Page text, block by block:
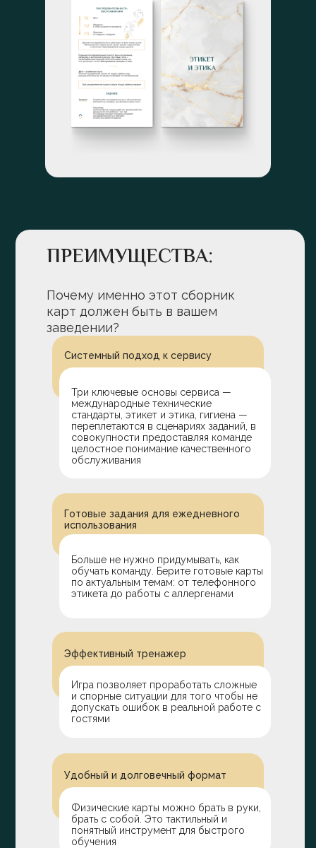
ПРЕИМУЩЕСТВА:
Системный подход к сервису
Готовые задания для ежедневного
использования
Эффективный тренажер
Больше не нужно придумывать, как
обучать команду. Берите готовые карты
по актуальным темам: от телефонного
этикета до работы с аллергенами
Удобный и долговечный формат
Игра позволяет проработать сложные
и спорные ситуации для того чтобы не
допускать ошибок в реальной работе с
гостями
Физические карты можно брать в руки,
брать с собой. Это тактильный и
понятный инструмент для быстрого
обучения
Почему именно этот сборник
карт должен быть в вашем
заведении?
Три ключевые основы сервиса —
международные технические
стандарты, этикет и этика, гигиена —
переплетаются в сценариях заданий, в
совокупности предоставляя команде
целостное понимание качественного
обслуживания